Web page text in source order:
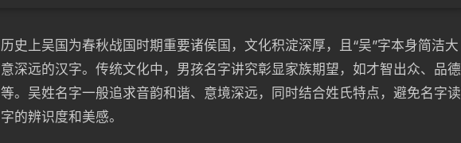
史上吴国为春秋战国时期重要诸侯国，文化积淀深厚，且“吴”字本身简洁大
深远的汉字。传统文化中，男孩名字讲究彰显家族期望，如才智出众、品德
。吴姓名字一般追求音韵和谐、意境深远，同时结合姓氏特点，避免名字读
的辨识度和美感。